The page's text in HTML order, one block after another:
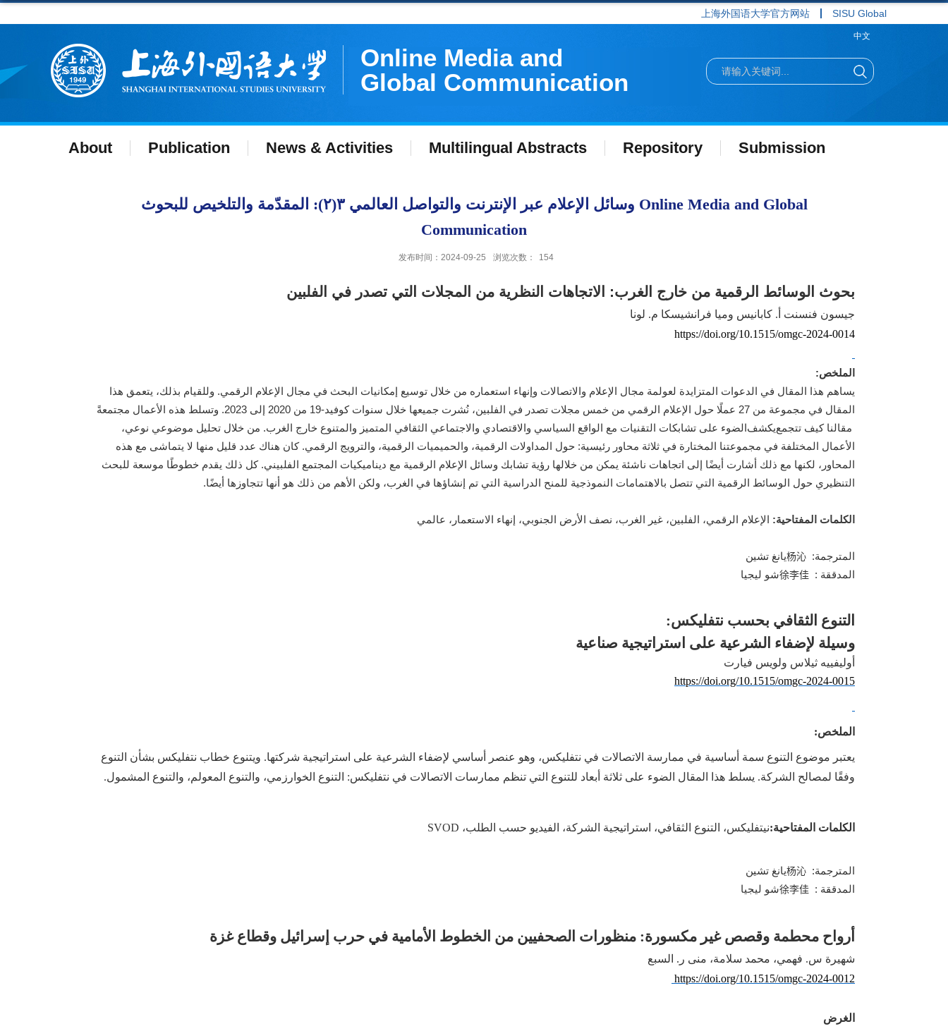
上海外国语大学官方网站 SISU Global
Online Media and
Global Communication
中文
About Publication News & Activities Multilingual Abstracts Repository Submission
وسائل الإعلام عبر الإنترنت والتواصل العالمي ٣(٢): المقدّمة والتلخيص للبحوث Online Media and Global
Communication
发布时间：2024-09-25 浏览次数： 154
بحوث الوسائط الرقمية من خارج الغرب: الاتجاهات النظرية من المجلات التي تصدر في الفلبين
جيسون فنسنت أ. كابانيس وميا فرانشيسكا م. لونا
https://doi.org/10.1515/omgc-2024-0014
الملخص:
يساهم هذا المقال في الدعوات المتزايدة لعولمة مجال الإعلام والاتصالات وإنهاء استعماره من خلال توسيع إمكانيات البحث في مجال الإعلام الرقمي. وللقيام بذلك، يتعمق هذا
المقال في مجموعة من 27 عملًا حول الإعلام الرقمي من خمس مجلات تصدر في الفلبين، نُشرت جميعها خلال سنوات كوفيد-19 من 2020 إلى 2023. وتسلط هذه الأعمال مجتمعةً
الضوء على تشابكات التقنيات مع الواقع السياسي والاقتصادي والاجتماعي الثقافي المتميز والمتنوع خارج الغرب. من خلال تحليل موضوعي نوعي،يكشفمقالنا كيف تتجمع
الأعمال المختلفة في مجموعتنا المختارة في ثلاثة محاور رئيسية: حول المداولات الرقمية، والحميميات الرقمية، والترويج الرقمي. كان هناك عدد قليل منها لا يتماشى مع هذه
المحاور، لكنها مع ذلك أشارت أيضًا إلى اتجاهات ناشئة يمكن من خلالها رؤية تشابك وسائل الإعلام الرقمية مع ديناميكيات المجتمع الفلبيني. كل ذلك يقدم خطوطًا موسعة للبحث
التنظيري حول الوسائط الرقمية التي تتصل بالاهتمامات النموذجية للمنح الدراسية التي تم إنشاؤها في الغرب، ولكن الأهم من ذلك هو أنها تتجاوزها أيضًا.
الكلمات المفتاحية: الإعلام الرقمي، الفلبين، غير الغرب، نصف الأرض الجنوبي، إنهاء الاستعمار، عالمي
المترجمة: 杨沁يانغ تشين
المدققة : 徐李佳شو ليجيا
التنوع الثقافي بحسب نتفليكس:
وسيلة لإضفاء الشرعية على استراتيجية صناعية
أوليفييه ثيلاس ولويس فيارت
https://doi.org/10.1515/omgc-2024-0015
الملخص:
يعتبر موضوع التنوع سمة أساسية في ممارسة لاتصالات في نتفليكس، وهو عنصر أساسي لإضفاء الشرعية على استراتيجية شركتها. ويتنوع خطاب نتفليكس بشأن التنوع
وفقًا لمصالح الشركة. يسلط هذا المقال الضوء على ثلاثة أبعاد للتنوع التي تنظم ممارسات لاتصالات في نتفليكس: التنوع الخوارزمي، والتنوع المعولم، والتنوع المشمول.
الكلمات المفتاحية:نيتفليكس، التنوع الثقافي، استراتيجية الشركة، الفيديو حسب الطلب، SVOD
المترجمة: 杨沁يانغ تشين
المدققة : 徐李佳شو ليجيا
أرواح محطمة وقصص غير مكسورة: منظورات الصحفيين من الخطوط الأمامية في حرب إسرائيل وقطاعغزة
شهيرة س. فهمي، محمد سلامة، منى ر. السبع
https://doi.org/10.1515/omgc-2024-0012
الغرض